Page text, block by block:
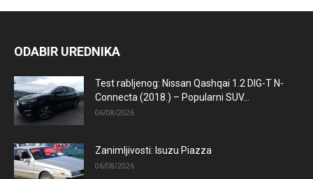
ODABIR UREDNIKA
Test rabljenog: Nissan Qashqai 1.2 DIG-T N-
Connecta (2018.) – Popularni SUV...
06/08/2026
Zanimljivosti: Isuzu Piazza
06/08/2026